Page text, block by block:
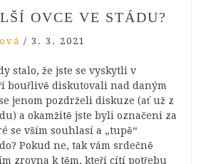
OVCE VE STÁDU?
/ 3. 3. 2021
stalo, že jste se vyskytli v
bouřlivě diskutovali nad daným
jenom pozdrželi diskuze (ať už z
a okamžitě jste byli označeni za
se vším souhlasí a „tupě“
Pokud ne, tak vám srdečně
zrovna k těm, kteří cítí potřebu